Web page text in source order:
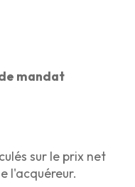
mandat
sur le prix net
l'acquéreur.